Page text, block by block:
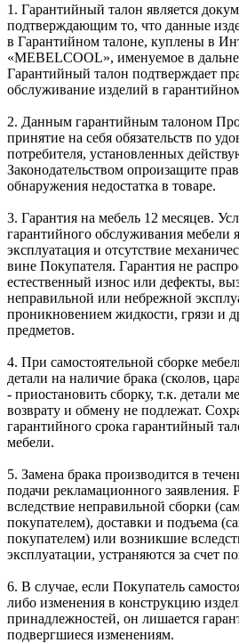
1. Гарантийный талон является
подтверждающим то, что данные
в Гарантийном талоне, куплены в
«MEBELCOOL», именуемое в
Гарантийный талон подтверждает
обслуживание изделий в
2. Данным гарантийным талоном
принятие на себя обязательств по
потребителя, установленных
Законодательством опроизащите
обнаружения недостатка в товаре.
3. Гарантия на мебель 12 месяцев.
гарантийного обслуживания мебели
эксплуатация и отсутствие
вине Покупателя. Гарантия не
естественный износ или дефекты,
неправильной или небрежной
проникновением жидкости, грязи и
предметов.
4. При самостоятельной сборке
детали на наличие брака (сколов,
- приостановить сборку, т.к. детали
возврату и обмену не подлежат.
гарантийного срока гарантийный
мебели.
5. Замена брака производится в
подачи рекламационного
вследствие неправильной сборки
покупателем), доставки и подъема
покупателем) или возникшие
эксплуатации, устраняются за счет
6. В случае, если Покупатель
либо изменения в конструкцию
принадлежностей, он лишается
подвергшиеся изменениям.